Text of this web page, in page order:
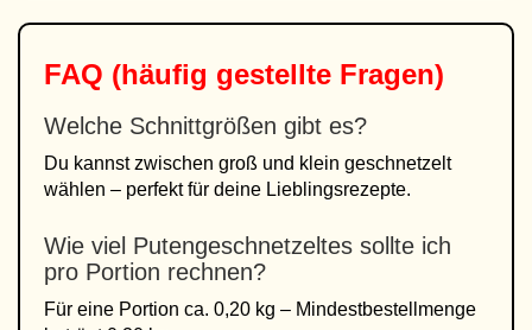
FAQ (häufig gestellte Fragen)
Welche Schnittgrößen gibt es?
Du kannst zwischen groß und klein geschnetzelt
wählen – perfekt für deine Lieblingsrezepte.
Wie viel Putengeschnetzeltes sollte ich
pro Portion rechnen?
Für eine Portion ca. 0,20 kg – Mindestbestellmenge